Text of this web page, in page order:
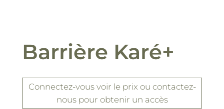
Barrière Karé+
Connectez-vousvoir le prix ou contactez-
nous pour obtenir un accès